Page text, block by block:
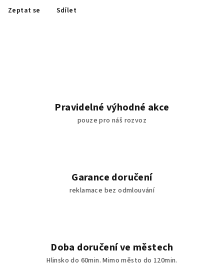
Zeptat se Sdílet
Pravidelné výhodné akce
pouze pro náš rozvoz
Garance doručení
reklamace bez odmlouvání
Doba doručení ve městech
Hlinsko do 60min. Mimo město do 120min.